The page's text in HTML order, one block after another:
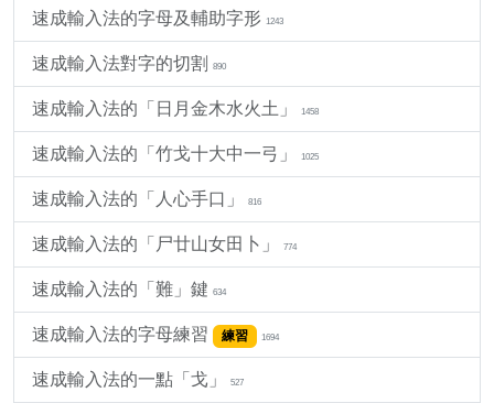
速成輸入法的字母及輔助字形 1243
速成輸入法對字的切割 890
速成輸入法的「日月金木水火土」 1458
速成輸入法的「竹戈十大中一弓」 1025
速成輸入法的「人心手口」 816
速成輸入法的「尸廿山女田卜」 774
速成輸入法的「難」鍵 634
速成輸入法的字母練習 練習 1694
速成輸入法的一點「戈」 527